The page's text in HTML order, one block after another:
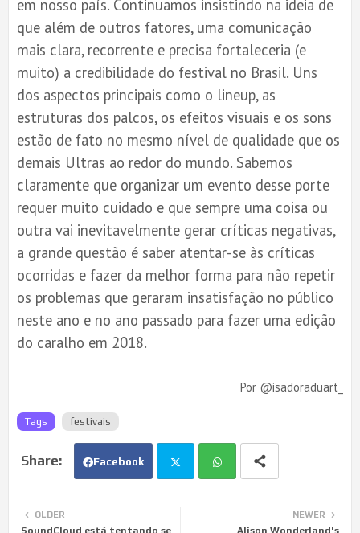
em nosso país. Continuamos insistindo na ideia de
que além de outros fatores, uma comunicação
mais clara, recorrente e precisa fortaleceria (e
muito) a credibilidade do festival no Brasil. Uns
dos aspectos principais como o lineup, as
estruturas dos palcos, os efeitos visuais e os sons
estão de fato no mesmo nível de qualidade que os
demais Ultras ao redor do mundo. Sabemos
claramente que organizar um evento desse porte
requer muito cuidado e que sempre uma coisa ou
outra vai inevitavelmente gerar críticas negativas,
a grande questão é saber atentar-se às críticas
ocorridas e fazer da melhor forma para não repetir
os problemas que geraram insatisfação no público
neste ano e no ano passado para fazer uma edição
do caralho em 2018.
Por @isadoraduart_
Tags festivais
Facebook
NEWER
Alison Wonderland's
OLDER
SoundCloud está tentando se